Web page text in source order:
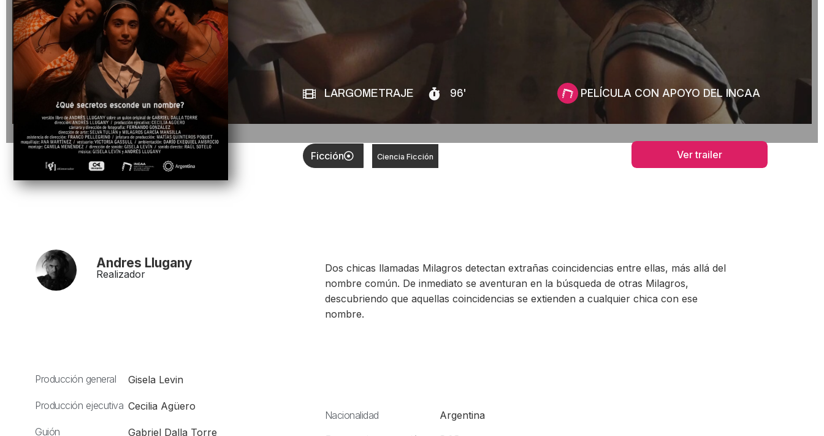
LARGOMETRAJE 96' PELÍCULA CON APOYO DEL INCAA
Ficción Ciencia Ficción Ver trailer
Andres Llugany
Realizador
Producción general Gisela Levin
Producción ejecutiva Cecilia Agüero
Guión
Gabriel Dalla Torre
Dos chicas llamadas Milagros detectan extrañas coincidencias entre ellas, más allá del
nombre común. De inmediato se aventuran en la búsqueda de otras Milagros,
descubriendo que aquellas coincidencias se extienden a cualquier chica con ese
nombre.
Nacionalidad
Argentina